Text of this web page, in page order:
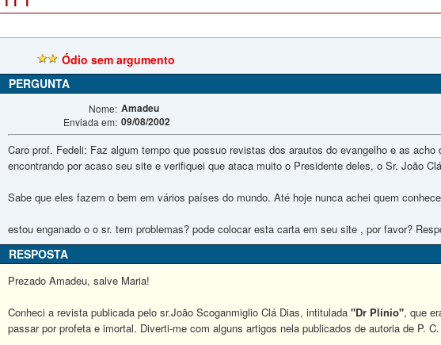
Ódio sem argumento
PERGUNTA
Nome: Amadeu
Enviada em: 09/08/2002
Caro prof. Fedeli: Faz algum tempo que possuo revistas dos arautos do evangelho e as
encontrando por acaso seu site e verifiquei que ataca muito o Presidente deles, o Sr. João
Sabe que eles fazem o bem em vários países do mundo. Até hoje nunca achei quem
estou enganado o o sr. tem problemas? pode colocar esta carta em seu site , por favor?
RESPOSTA
Prezado Amadeu, salve Maria!
Conheci a revista publicada pelo sr.João Scoganmiglio Clá Dias, intitulada "Dr Plínio", que
passar por profeta e imortal. Diverti-me com alguns artigos nela publicados de autoria de P.